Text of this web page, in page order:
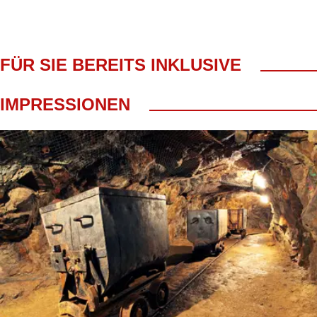
FÜR SIE BEREITS INKLUSIVE
Vortrag zum Bergwerk unter Tage
Berg- und Weihnachtsmusik mit dem Erzgebirgsensemble
inkl. Bergbrot mit Glühwein & Speckfettbemme
IMPRESSIONEN